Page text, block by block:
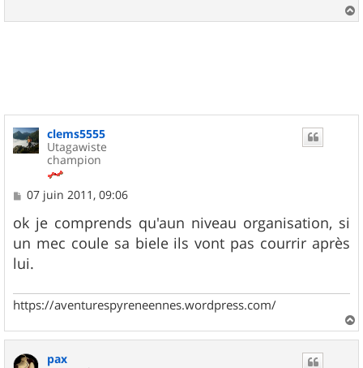
a
clems5555
Utagawiste
champion
M
s
s
a
g
e
07 juin 2011, 09:06
ok je comprends qu'aun niveau organisation, si
un mec coule sa biele ils vont pas courrir après
lui.
https://aventurespyreneennes.wordpress.com/
a
pax